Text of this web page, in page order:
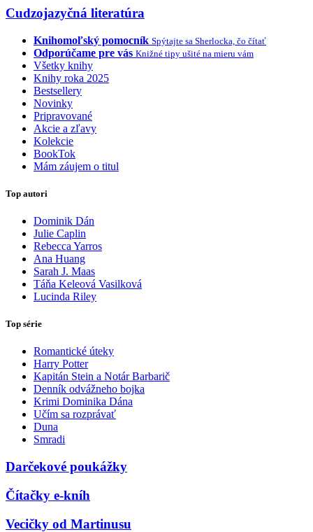
Cudzojazyčná literatúra
Knihomoľský pomocník Spýtajte sa Sherlocka, čo čítať
Odporúčame pre vás Knižné tipy ušité na mieru vám
Všetky knihy
Knihy roka 2025
Bestsellery
Novinky
Pripravované
Akcie a zľavy
Kolekcie
BookTok
Mám záujem o titul
Top autori
Dominik Dán
Julie Caplin
Rebecca Yarros
Ana Huang
Sarah J. Maas
Táňa Keleová Vasilková
Lucinda Riley
Top série
Romantické úteky
Harry Potter
Kapitán Stein a Notár Barbarič
Denník odvážneho bojka
Krimi Dominika Dána
Učím sa rozprávať
Duna
Smradi
Darčekové poukážky
Čítačky e-kníh
Vecičky od Martinusu